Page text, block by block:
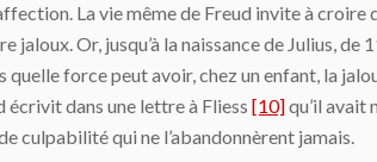
La vie même de Freud invite à
jaloux. Or, jusqu’à la naissance de Julius,
force peut avoir, chez un enfant, la
écrivit dans une lettre à Fliess [10]qu’il avait
culpabilité qui ne l’abandonnèrent jamais.